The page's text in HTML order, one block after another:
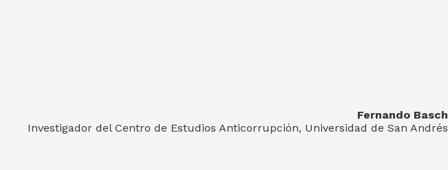
Fernando Basch
Investigador del Centro de Estudios Anticorrupción, Universidad de San Andrés